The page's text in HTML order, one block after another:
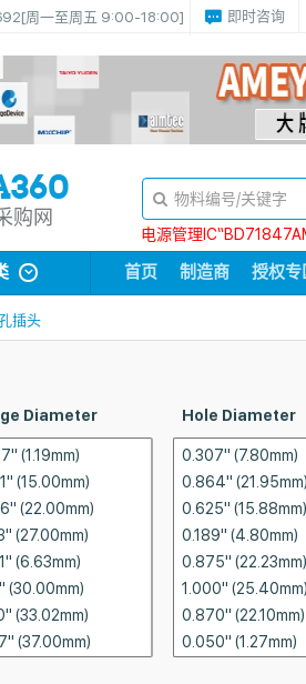
[周一至周五 9:00-18:00] 即时咨询
购网
电源管理
首页 制造商 授权专
插头
Diameter Hole Diameter